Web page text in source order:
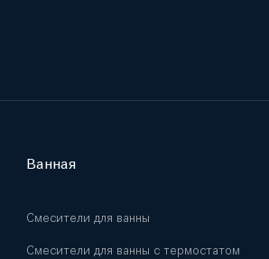
Ванная
Смесители для ванны
Смесители для ванны с термостатом